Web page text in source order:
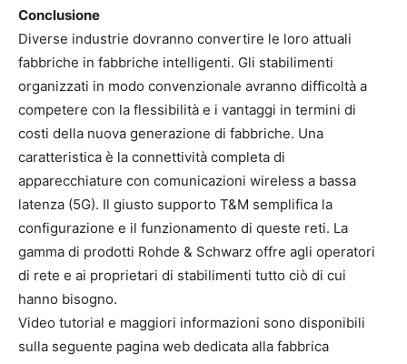
Conclusione
Diverse industrie dovranno convertire le loro attuali
fabbriche in fabbriche intelligenti. Gli stabilimenti
organizzati in modo convenzionale avranno difficoltà a
competere con la flessibilità e i vantaggi in termini di
costi della nuova generazione di fabbriche. Una
caratteristica è la connettività completa di
apparecchiature con comunicazioni wireless a bassa
latenza (5G). Il giusto supporto T&M semplifica la
configurazione e il funzionamento di queste reti. La
gamma di prodotti Rohde & Schwarz offre agli operatori
di rete e ai proprietari di stabilimenti tutto ciò di cui
hanno bisogno.
Video tutorial e maggiori informazioni sono disponibili
sulla seguente pagina web dedicata alla fabbrica